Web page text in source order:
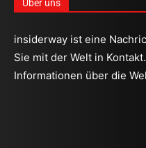
Über uns
insiderway ist eine
Sie mit der Welt in
Informationen über die